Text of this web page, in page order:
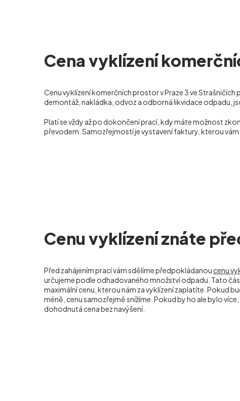
Cena vyklízení
Cenu vyklízení komerčních prostor v Praze 3 ve
demontáž, nakládka, odvoz a odborná likvidace odpadu,
Platí se vždy až po dokončení prací, kdy máte možnost
převodem. Samozřejmostí je vystavení faktury, kterou vám
Cenu vyklízení znáte
Před zahájením prací vám sdělíme předpokládanou cenu
určujeme podle odhadovaného množství odpadu. Tato
maximální cenu, kterou nám za vyklízení zaplatíte. Pokud
méně, cenu samozřejmě snížíme. Pokud by ho ale bylo
dohodnutá cena bez navýšení.